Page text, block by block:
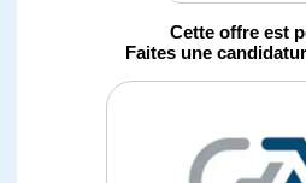
Cette offre est
Faites une